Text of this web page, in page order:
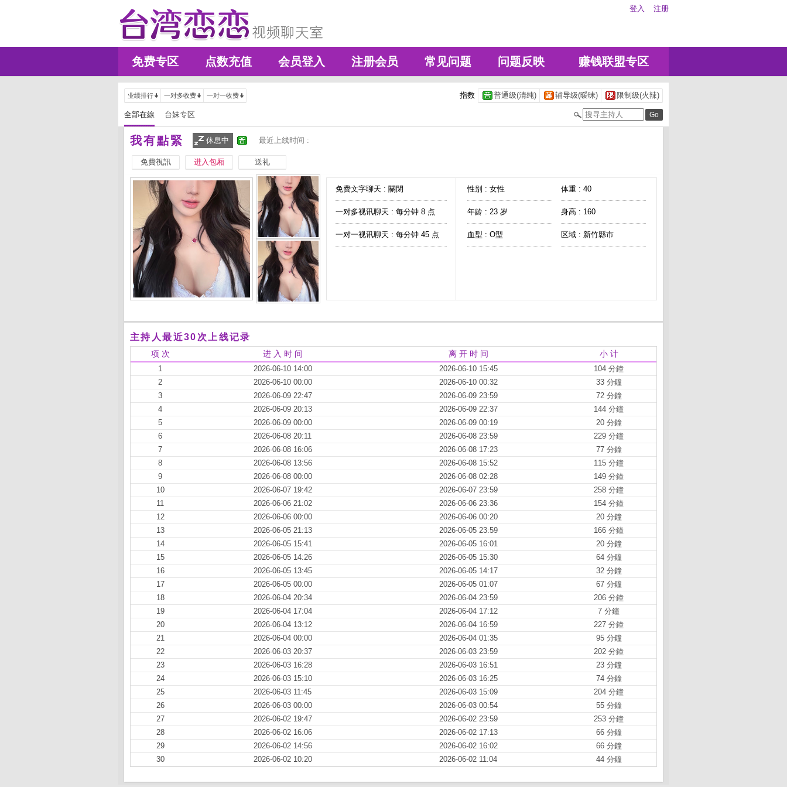
登入 注册
免费专区 点数充值 会员登入 注册会员 常见问题 问题反映 赚钱联盟专区
业绩排行 一对多收费 一对一收费 指数 普通级(清纯) 辅导级(暧昧) 限制级(火辣)
全部在線 台妹专区
我有點緊 休息中 最近上线时间 :
免費視訊 进入包厢 送礼
免费文字聊天 : 關閉
一对多视讯聊天 : 每分钟 8 点
一对一视讯聊天 : 每分钟 45 点
性别 : 女性 体重 : 40
年龄 : 23 岁 身高 : 160
血型 : O型 区域 : 新竹縣市
主持人最近30次上线记录
项 次 进 入 时 间 离 开 时 间 小 计
1 2026-06-10 14:00 2026-06-10 15:45
104 分鐘
2
2026-06-10 00:00 2026-06-10 00:32
33 分鐘
3
2026-06-09 22:47 2026-06-09 23:59
72 分鐘
4
2026-06-09 20:13 2026-06-09 22:37
144 分鐘
5
2026-06-09 00:00 2026-06-09 00:19
20 分鐘
6
2026-06-08 20:11 2026-06-08 23:59
229 分鐘
7
2026-06-08 16:06 2026-06-08 17:23
77 分鐘
8
2026-06-08 13:56 2026-06-08 15:52
115 分鐘
9
2026-06-08 00:00 2026-06-08 02:28
149 分鐘
10
2026-06-07 19:42 2026-06-07 23:59
258 分鐘
11
2026-06-06 21:02 2026-06-06 23:36
154 分鐘
12
2026-06-06 00:00 2026-06-06 00:20
20 分鐘
13
2026-06-05 21:13 2026-06-05 23:59
166 分鐘
14
2026-06-05 15:41 2026-06-05 16:01
20 分鐘
15
2026-06-05 14:26 2026-06-05 15:30
64 分鐘
16
2026-06-05 13:45 2026-06-05 14:17
32 分鐘
17
2026-06-05 00:00 2026-06-05 01:07
67 分鐘
18
2026-06-04 20:34 2026-06-04 23:59
206 分鐘
19
2026-06-04 17:04 2026-06-04 17:12
7 分鐘
20
2026-06-04 13:12 2026-06-04 16:59
227 分鐘
21
2026-06-04 00:00 2026-06-04 01:35
95 分鐘
22
2026-06-03 20:37 2026-06-03 23:59
202 分鐘
23
2026-06-03 16:28 2026-06-03 16:51
23 分鐘
24
2026-06-03 15:10 2026-06-03 16:25
74 分鐘
25
2026-06-03 11:45 2026-06-03 15:09
204 分鐘
26
2026-06-03 00:00 2026-06-03 00:54
55 分鐘
27
2026-06-02 19:47 2026-06-02 23:59
253 分鐘
28
2026-06-02 16:06 2026-06-02 17:13
66 分鐘
29
2026-06-02 14:56 2026-06-02 16:02
66 分鐘
30
2026-06-02 10:20 2026-06-02 11:04 44 分鐘